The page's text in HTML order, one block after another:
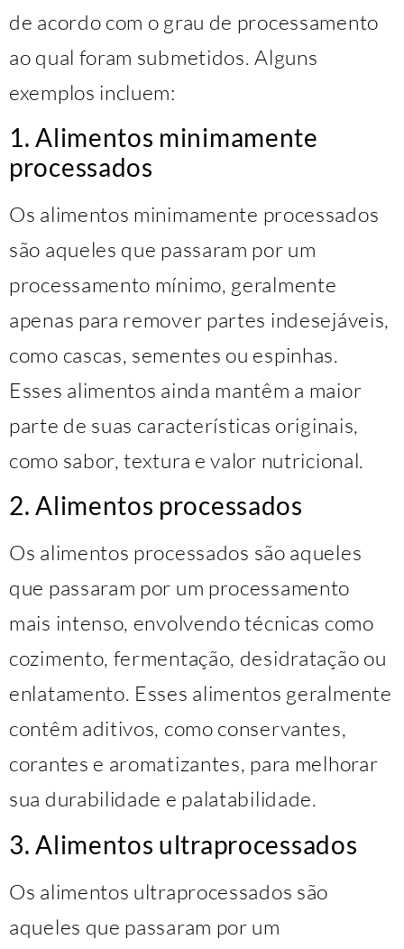
de acordo com o grau de processamento
ao qual foram submetidos. Alguns
exemplos incluem:
1. Alimentos minimamente
processados
Os alimentos minimamente processados
são aqueles que passaram por um
processamento mínimo, geralmente
apenas para remover partes indesejáveis,
como cascas, sementes ou espinhas.
Esses alimentos ainda mantêm a maior
parte de suas características originais,
como sabor, textura e valor nutricional.
2. Alimentos processados
Os alimentos processados são aqueles
que passaram por um processamento
mais intenso, envolvendo técnicas como
cozimento, fermentação, desidratação ou
enlatamento. Esses alimentos geralmente
contêm aditivos, como conservantes,
corantes e aromatizantes, para melhorar
sua durabilidade e palatabilidade.
3. Alimentos ultraprocessados
Os alimentos ultraprocessados são
aqueles que passaram por um